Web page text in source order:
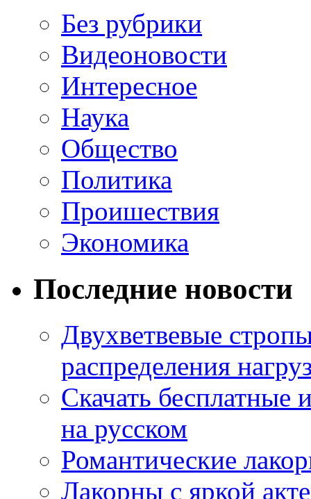
Без рубрики
Видеоновости
Интересное
Наука
Общество
Политика
Проишествия
Экономика
Последние новости
Двухветвевые
распределения
Скачать
на русском
Романтические
Лакорны с яркой